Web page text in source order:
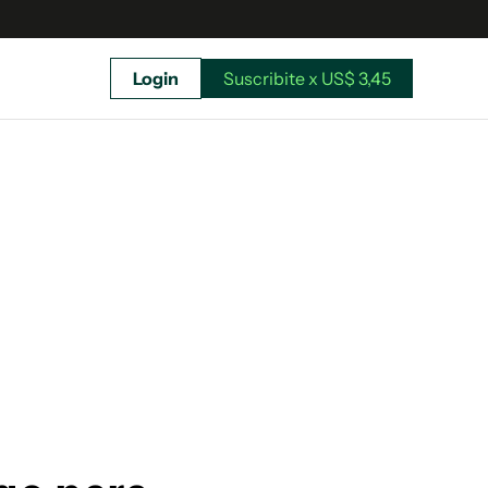
Login Suscribite x US$ 3,45